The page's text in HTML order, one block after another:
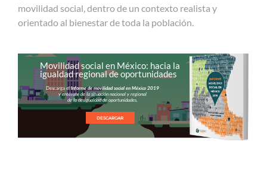
movilidad social, dentro de un contexto realista y
orientado al bienestar de toda la población.
Movilidad social en México: hacia la
igualdad regional de oportunidades
Descarga elInforme de movilidad social en México 2019
y entérate de la situación nacional y regional
de la desigualdad de oportunidades.
DESCARGAR